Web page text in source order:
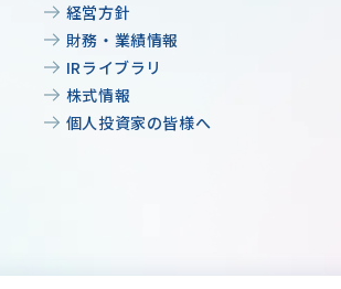
経営方針
財務・業績情報
IRライブラリ
株式情報
個人投資家の皆様へ